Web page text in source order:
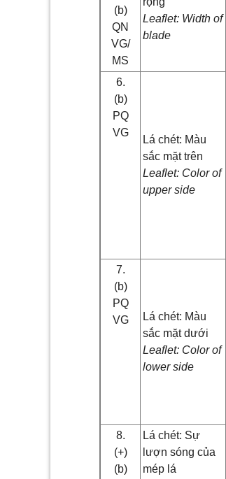
(b)
QN
VG/
MS
Leaflet: Width of
blade
6.
(b)
PQ
VG
Lá chét: Màu
sắc mặt trên
Leaflet: Color of
upper side
7.
(b)
PQ
VG
Lá chét: Màu
sắc mặt dưới
Leaflet: Color of
lower side
8.
(+)
(b)
Lá chét: Sự
lượn sóng của
mép lá